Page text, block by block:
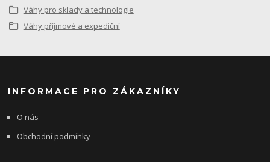
Váhy pro sklady a technologie
Váhy příjmové a expediční
INFORMACE PRO ZÁKAZNÍKY
O nás
Obchodní podmínky